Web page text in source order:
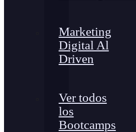
Marketing
Digital Al
Driven
Ver todos
los
Bootcamps